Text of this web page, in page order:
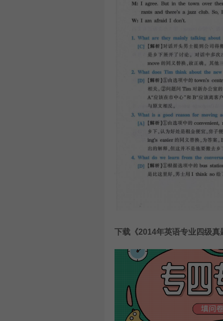
下载《2014年英语专业四级真